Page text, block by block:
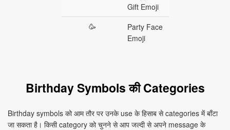
Gift Emoji
🥳
Party Face
Emoji
Birthday Symbols की Categories
Birthday symbols को आम तौर पर उनके use के हिसाब से categories में बाँटा
जा सकता है। किसी category को चुनने से आप जल्दी से अपने message के